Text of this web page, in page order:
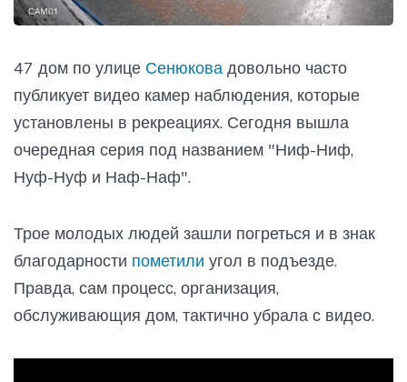
47 дом по улице Сенюкова довольно часто
публикует видео камер наблюдения, которые
установлены в рекреациях. Сегодня вышла
очередная серия под названием "Ниф-Ниф,
Нуф-Нуф и Наф-Наф".
Трое молодых людей зашли погреться и в знак
благодарности пометили угол в подъезде.
Правда, сам процесс, организация,
обслуживающия дом, тактично убрала с видео.